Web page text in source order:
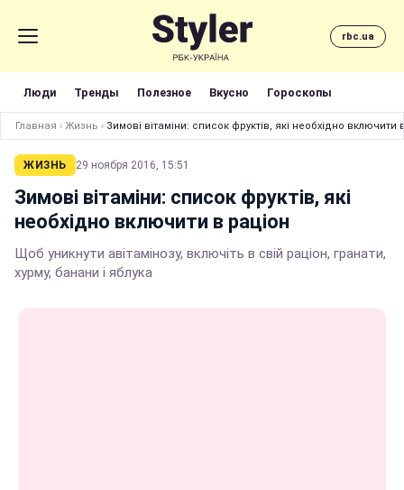
rbc.ua
Люди Тренды Полезное Вкусно Гороскопы
Главная › Жизнь › Зимові вітаміни: список фруктів, які необхідно включити
ЖИЗНЬ 29 ноября 2016, 15:51
Зимові вітаміни: список фруктів, які
необхідно включити в раціон
Щоб уникнути авітамінозу, включіть в свій раціон, гранати,
хурму, банани і яблука